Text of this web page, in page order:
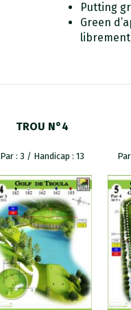
Putting
Green
TROU N°4
Par : 3 / Handicap : 13